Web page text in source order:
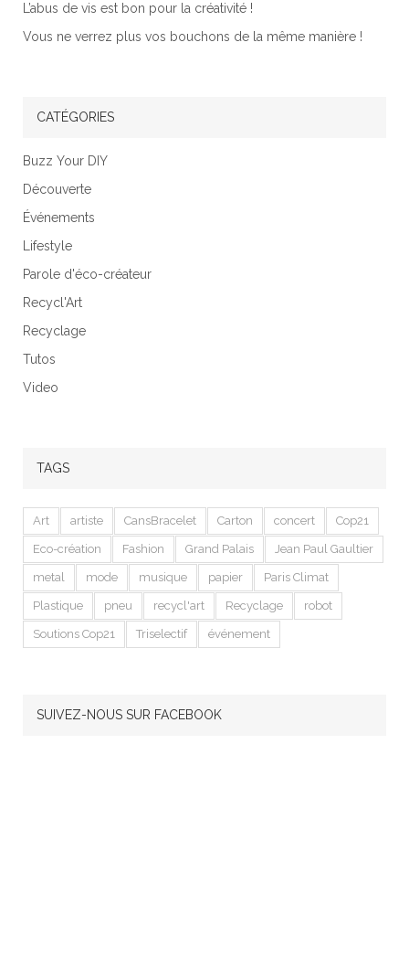
L’abus de vis est bon pour la créativité !
Vous ne verrez plus vos bouchons de la même manière !
CATÉGORIES
Buzz Your DIY
Découverte
Événements
Lifestyle
Parole d'éco-créateur
Recycl'Art
Recyclage
Tutos
Video
TAGS
Art artiste CansBracelet Carton concert Cop21
Eco-création Fashion Grand Palais Jean Paul Gaultier
metal mode musique papier Paris Climat
Plastique pneu recycl'art Recyclage robot
Soutions Cop21 Triselectif événement
SUIVEZ-NOUS SUR FACEBOOK